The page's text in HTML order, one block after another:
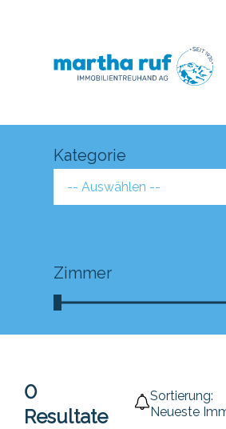
Kategorie
-- Auswählen --
Zimmer
0
Resultate
Sortierung:
Neueste